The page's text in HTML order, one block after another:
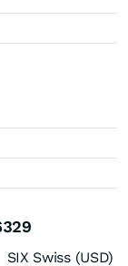
SIX Swiss (USD)